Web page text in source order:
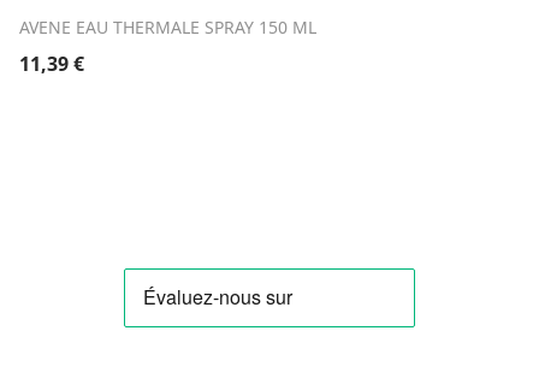
AVENE EAU THERMALE SPRAY 150 ML
11,39€